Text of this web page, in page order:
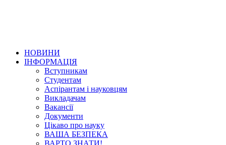
НОВИНИ
ІНФОРМАЦІЯ
Вступникам
Студентам
Аспірантам і науковцям
Викладачам
Вакансії
Документи
Цікаво про науку
ВАША БЕЗПЕКА
ВАРТО ЗНАТИ!